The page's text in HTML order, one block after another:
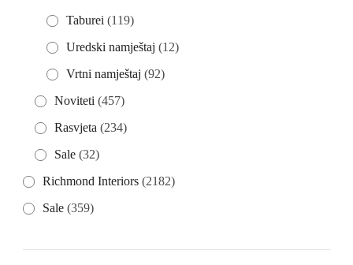
Taburei (119)
Uredski namještaj (12)
Vrtni namještaj (92)
Noviteti (457)
Rasvjeta (234)
Sale (32)
Richmond Interiors (2182)
Sale (359)